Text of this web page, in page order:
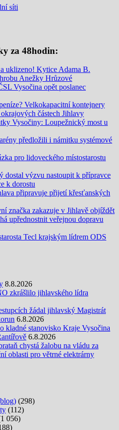
síti
za 48hodin:
uklizeno! Kytice Adama B.
Anežky Hrůzové
Vysočina opět poslanec
Velkokapacitní kontejnery
částech Jihlavy
Vysočiny: Loupežnický most u
předložili i námitku systémové
pro lidoveckého místostarostu
dostal výzvu nastoupit k přípravce
k dorostu
připravuje přijetí křesťanských
značka zakazuje v Jihlavě objíždět
upřednostnit veřejnou dopravu
Tecl krajským lídrem ODS
8.8.2026
zkrášlilo jihlavského lídra
žádal jihlavský Magistrát
6.8.2026
kladné stanovisko Kraje Vysočina
6.8.2026
chystá žalobu na vládu za
oblasti pro větrné elektrárny
(298)
(112)
056)